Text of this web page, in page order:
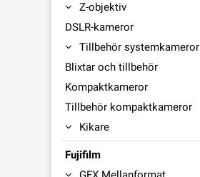
Z-objektiv
DSLR-kameror
Tillbehör systemkameror
Blixtar och tillbehör
Kompaktkameror
Tillbehör kompaktkameror
Kikare
Fujifilm